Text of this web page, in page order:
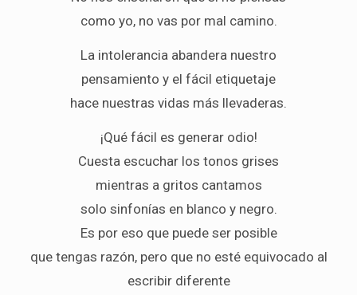
como yo, no vas por mal camino.
La intolerancia abandera nuestro
pensamiento y el fácil etiquetaje
hace nuestras vidas más llevaderas.
¡Qué fácil es generar odio!
Cuesta escuchar los tonos grises
mientras a gritos cantamos
solo sinfonías en blanco y negro.
Es por eso que puede ser posible
que tengas razón, pero que no esté equivocado al
escribir diferente